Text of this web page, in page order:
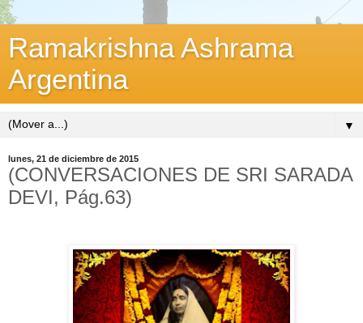
Ramakrishna Ashrama
Argentina
▼
lunes, 21 de diciembre de 2015
(CONVERSACIONES DE SRI SARADA
DEVI, Pág.63)